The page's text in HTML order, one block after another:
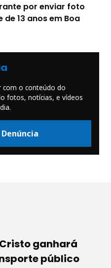
por enviar foto
13 anos em Boa
com o conteúdo do
fotos, notícias, e vídeos
Denúncia
ganhará
público